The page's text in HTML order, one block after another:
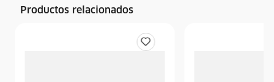
Productos relacionados